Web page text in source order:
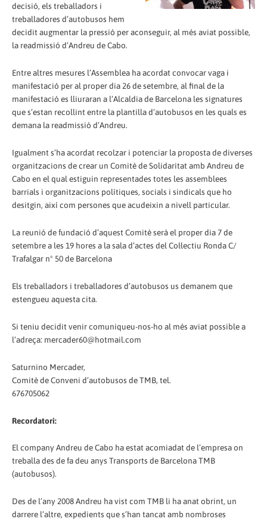
decisió, els treballadors i
treballadores d’autobusos hem
decidit augmentar la pressió per aconseguir, al més aviat possible,
la readmissió d’Andreu de Cabo.
Entre altres mesures l’Assemblea ha acordat convocar vaga i
manifestació per al proper dia 26 de setembre, al final de la
manifestació es lliuraran a l’Alcaldia de Barcelona les signatures
que s’estan recollint entre la plantilla d’autobusos en les quals es
demana la readmissió d’Andreu.
Igualment s’ha acordat recolzar i potenciar la proposta de diverses
organitzacions de crear un Comitè de Solidaritat amb Andreu de
Cabo en el qual estiguin representades totes les assemblees
barrials i organitzacions polítiques, socials i sindicals que ho
desitgin, així com persones que acudeixin a nivell particular.
La reunió de fundació d’aquest Comitè serà el proper dia 7 de
setembre a les 19 hores a la sala d’actes del Col·lectiu Ronda C/
Trafalgar nº 50 de Barcelona
Els treballadors i treballadores d’autobusos us demanem que
estengueu aquesta cita.
Si teniu decidit venir comuniqueu-nos-ho al més aviat possible a
l’adreça: mercader60@hotmail.com
Saturnino Mercader,
Comitè de Conveni d’autobusos de TMB, tel.
676705062
Recordatori:
El company Andreu de Cabo ha estat acomiadat de l’empresa on
treballa des de fa deu anys Transports de Barcelona TMB
(autobusos).
Des de l’any 2008 Andreu ha vist com TMB li ha anat obrint, un
darrere l’altre, expedients que s’han tancat amb nombroses